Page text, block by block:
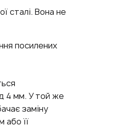
сталі. Вона не
посилених
4 мм. У той же
заміну
або її